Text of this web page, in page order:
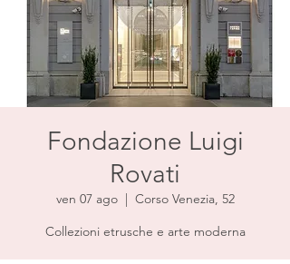
Fondazione Luigi
Rovati
ven 07 ago
  |
Corso Venezia, 52
Collezioni etrusche e arte moderna